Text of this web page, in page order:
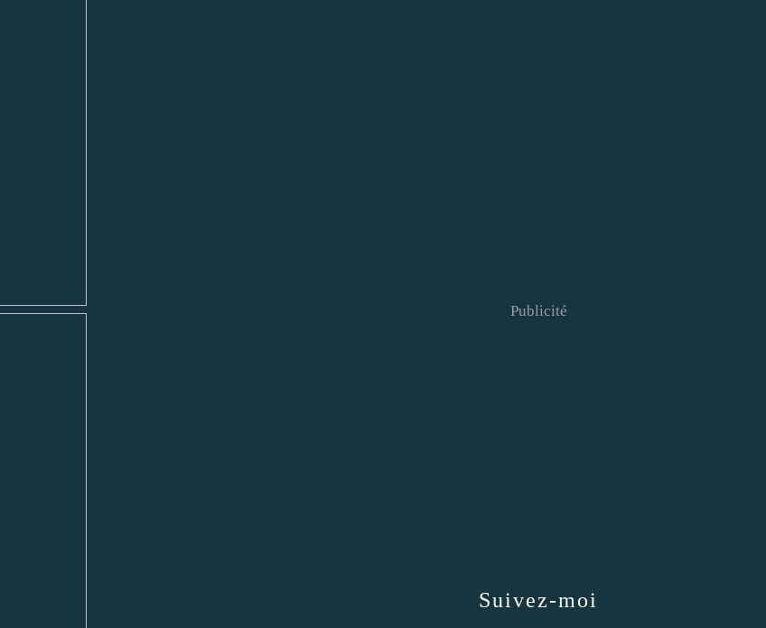
Suivez-moi
Publicité